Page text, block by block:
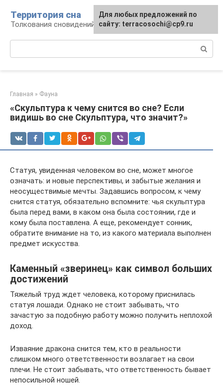
контенту
Территория сна
Толкования сновидений
Главная » Фауна
«Скульптура к чему снится во сне? Если
видишь во сне Скульптура, что значит?»
Статуя, увиденная человеком во сне, может многое
означать: и новые перспективы, и забытые желания и
неосуществимые мечты. Задавшись вопросом, к чему
снится статуя, обязательно вспомните: чья скульптура
была перед вами, в каком она была состоянии, где и
кому была поставлена. А еще, рекомендует сонник,
обратите внимание на то, из какого материала выполнен
предмет искусства.
Каменный «зверинец» как символ больших
достижений
Тяжелый труд ждет человека, которому приснилась
статуя лошади. Однако не стоит забывать, что
зачастую за подобную работу можно получить неплохой
доход.
Изваяние дракона снится тем, кто в реальности
слишком много ответственности возлагает на свои
плечи. Не стоит забывать, что ответственность бывает
непосильной ношей.
Для любых предложений по
сайту: terracosochi@cp9.ru